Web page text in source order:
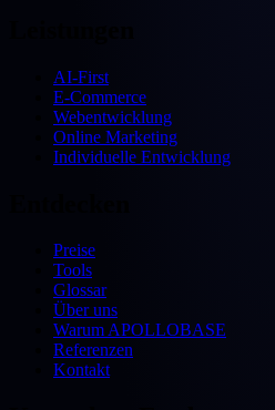
AI-First
E-Commerce
Webentwicklung
Online Marketing
Individuelle Entwicklung
Preise
Tools
Glossar
Über uns
Warum APOLLOBASE
Referenzen
Kontakt